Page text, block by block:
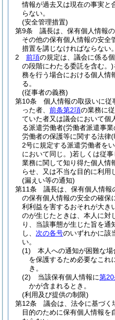
情報が過去又は現在の事実と
らない。
(安全管理措置)
第9条
議長は、保有個人情報
その他の保有個人情報の安全
措置を講じなければならない。
2
前項の規定は、議会に係る
の段階にわたる委託を含む。)
務を行う場合における個人情
る。
(従事者の義務)
第10条
個人情報の取扱いに従
った者、 前条第2項の業務に
ていた者又は議会において個
る派遣労働者(労働者派遣事
労働者の保護等に関する法律(
2号に規定する派遣労働者を
において同じ。)若しくは従
業務に関して知り得た個人情
らせ、又は不当な目的に利用
(漏えい等の通知)
第11条
議長は、保有個人情報
の保有個人情報の安全の確保
利利益を害するおそれが大き
のが生じたときは、本人に対
り、当該事態が生じた旨を通
し、 次の各号のいずれかに該
い。
(1)
本人への通知が困難な
を保護するため必要なこれ
き。
(2)
当該保有個人情報に第
かが含まれるとき。
(利用及び提供の制限)
第12条
議会は、法令に基づく
目的のために保有個人情報を